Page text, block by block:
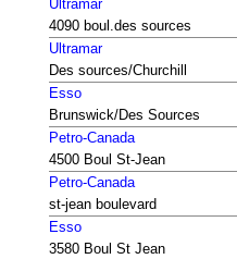
Ultramar
4090 boul.des sources
Ultramar
Des sources/Churchill
Esso
Brunswick/Des Sources
Petro-Canada
4500 Boul St-Jean
Petro-Canada
st-jean boulevard
Esso
3580 Boul St Jean